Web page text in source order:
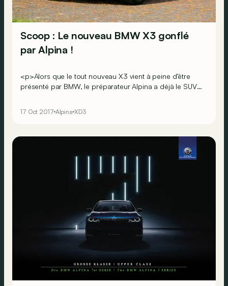
Scoop : Le nouveau BMW X3 gonflé
par Alpina !
<p>Alors que le tout nouveau X3 vient à peine d’être
présenté par BMW, le préparateur Alpina a déjà le SUV
phase de test.</p> <br><br><br>
17 Oct 2017 Alpina XD3